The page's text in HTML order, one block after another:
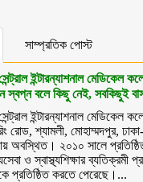
সাম্প্রতিক পোস্ট
ইন্টারন্যাশনাল মেডিকেল
স্বপ্ন বলে কিছু নেই, সবকিছুই
ইন্টারন্যাশনাল মেডিকেল
রোড, শ্যামলী, মোহাম্মদপুর,
অবস্থিত। ২০১০ সালে
ও স্বাস্থ্যশিক্ষার ব্যতিক্রমী
প্রতিষ্ঠিত করতে পেরেছে।...